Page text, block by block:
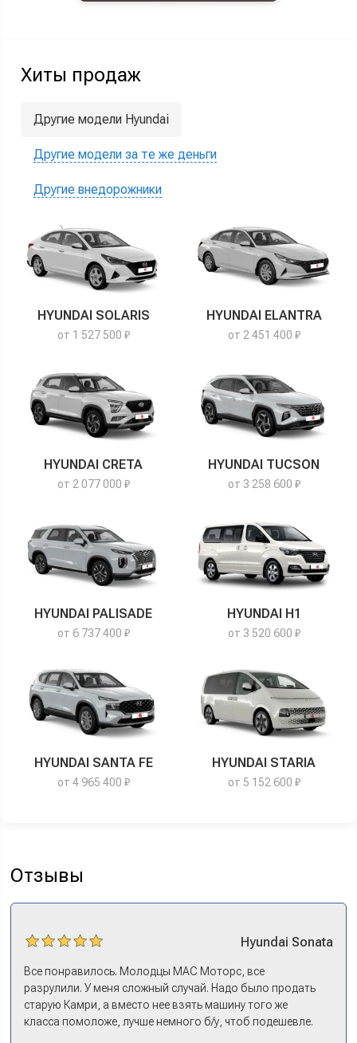
Хиты продаж
Другие модели Hyundai
Другие модели за те же деньги
Другие внедорожники
HYUNDAI SOLARIS
от 1 527 500 ₽
HYUNDAI ELANTRA
от 2 451 400 ₽
HYUNDAI CRETA
от 2 077 000 ₽
HYUNDAI TUCSON
от 3 258 600 ₽
HYUNDAI PALISADE
от 6 737 400 ₽
HYUNDAI H1
от 3 520 600 ₽
HYUNDAI SANTA FE
от 4 965 400 ₽
HYUNDAI STARIA
от 5 152 600 ₽
Отзывы
Hyundai Sonata
Все понравилось. Молодцы МАС Моторс, все
разрулили. У меня сложный случай. Надо было продать
старую Камри, а вместо нее взять машину того же
класса помоложе, лучше немного б/у, чтоб подешевле.